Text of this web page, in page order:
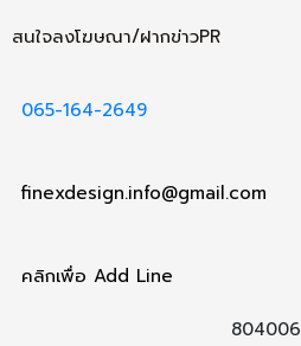
สนใจลงโฆษณา/ฝากข่าวPR
065-164-2649
finexdesign.info@gmail.com
คลิกเพื่อ Add Line
804006